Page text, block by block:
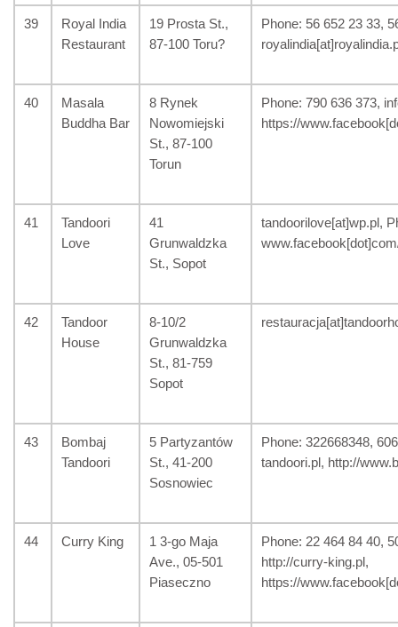
39
Royal India
Restaurant
19 Prosta St.,
87-100 Toru?
Phone: 56 652 23 33,
40
Masala
Buddha Bar
8 Rynek
Nowomiejski
St., 87-100
Torun
Phone: 790 636 373,
https://
41
Tandoori
Love
41
Grunwaldzka
St., Sopot
tandoorilove[at]wp.pl,
42
Tandoor
House
8-10/2
Grunwaldzka
St., 81-759
Sopot
43
Bombaj
Tandoori
5 Partyzantów
St., 41-200
Sosnowiec
Phone: 322668348,
tandoori.pl, http://
44 Curry King
1 3-go Maja
Ave., 05-501
Piaseczno
Phone: 22 464 84 40,
http://curry-king.pl,
https://